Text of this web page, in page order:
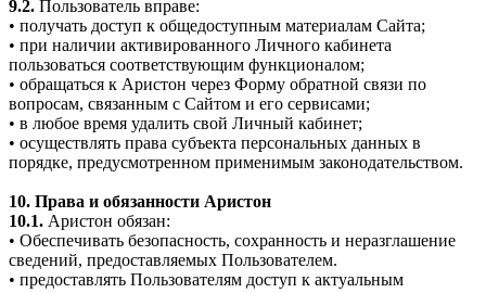
9.2. Пользователь вправе:
• получать доступ к общедоступным материалам Сайта;
• при наличии активированного Личного кабинета
пользоваться соответствующим функционалом;
• обращаться к Аристон через Форму обратной связи по
вопросам, связанным с Сайтом и его сервисами;
• в любое время удалить свой Личный кабинет;
• осуществлять права субъекта персональных данных в
порядке, предусмотренном применимым законодательством.
10. Права и обязанности Аристон
10.1. Аристон обязан:
• Обеспечивать безопасность, сохранность и неразглашение
сведений, предоставляемых Пользователем.
• предоставлять Пользователям доступ к актуальным